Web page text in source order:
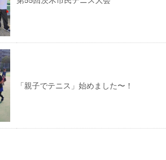
「親子でテニス」始めました〜！